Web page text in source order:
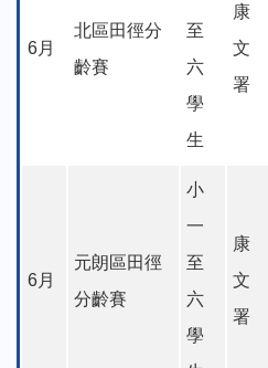
6月
北區田徑分
齡賽
至
六
學
生
康
文
署
6月
元朗區田徑
分齡賽
小
一
至
六
學
康
文
署